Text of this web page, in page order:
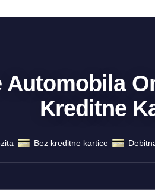
Kreditne
Bez kreditne kartice